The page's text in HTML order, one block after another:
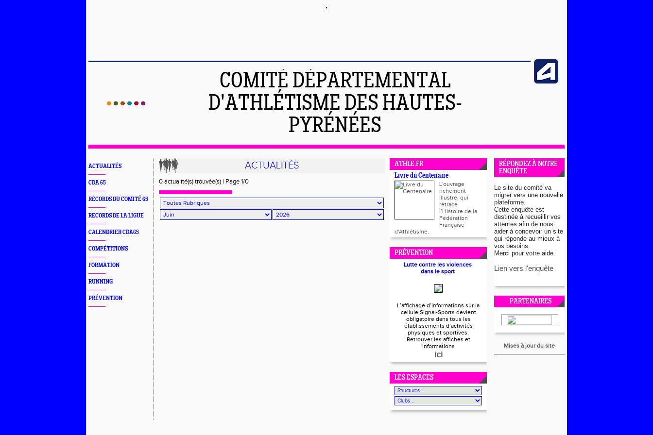
COMITÉ DÉPARTEMENTAL
D'ATHLÉTISME DES HAUTES-
PYRÉNÉES
ACTUALITÉS
CDA 65
RECORDS DU COMITÉ 65
RECORDS DE LA LIGUE
CALENDRIER CDA65
COMPÉTITIONS
FORMATION
RUNNING
PRÉVENTION
ACTUALITÉS
0 actualité(s) trouvée(s) | Page 1/0
ATHLE.FR
Livre du Centenaire
L'ouvrage
richement
illustré, qui
retrace
l’Histoire de la
Fédération
Française
d'Athlétisme.
PRÉVENTION
Lutte contre les violences
dans le sport
L’affichage d’informations sur la
cellule Signal-Sports devient
obligatoire dans tous les
établissements d’activités
physiques et sportives.
Retrouver les affiches et
informations
ici
LES ESPACES
RÉPONDEZ À NOTRE
ENQUÊTE
Le site du comité va
migrer vers une nouvelle
plateforme.
Cette enquête est
destinée à recueillir vos
attentes afin de nous
aider à concevoir un site
qui réponde au mieux à
vos besoins.
Merci pour votre aide.
Lien vers l'enquête
PARTENAIRES
Mises à jour du site